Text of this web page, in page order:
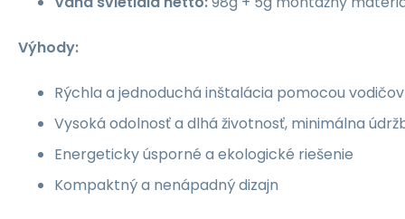
Výhody:
Rýchla a jednoduchá inštalácia pomocou vodičov
Vysoká odolnosť a dlhá životnosť, minimálna
Energeticky úsporné a ekologické riešenie
Kompaktný a nenápadný dizajn